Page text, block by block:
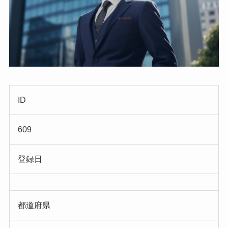
ID
609
登録日
都道府県